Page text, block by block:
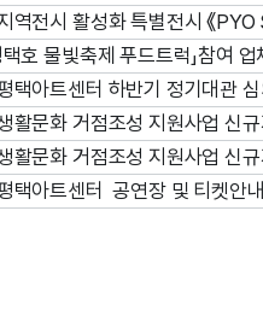
역전시 활성화 특별전시 《
택호 물빛축제 푸드트럭」참여
택아트센터 하반기 정기대관
활문화 거점조성 지원사업 신
활문화 거점조성 지원사업 신
택아트센터 공연장 및 티켓안